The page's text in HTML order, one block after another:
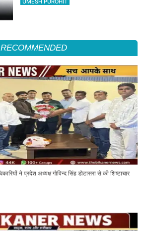
RECOMMENDED
ने प्रदेश अध्यक्ष गोविन्द सिंह डोटासरा से की शिष्टाचार